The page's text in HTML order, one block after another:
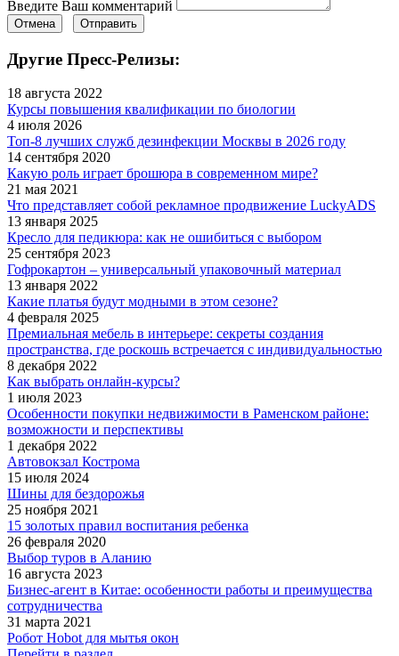
Введите Ваш комментарий
Отмена Отправить
Другие Пресс-Релизы:
18 августа 2022
Курсы повышения квалификации по биологии
4 июля 2026
Топ-8 лучших служб дезинфекции Москвы в 2026 году
14 сентября 2020
Какую роль играет брошюра в современном мире?
21 мая 2021
Что представляет собой рекламное продвижение LuckyADS
13 января 2025
Кресло для педикюра: как не ошибиться с выбором
25 сентября 2023
Гофрокартон – универсальный упаковочный материал
13 января 2022
Какие платья будут модными в этом сезоне?
4 февраля 2025
Премиальная мебель в интерьере: секреты создания
пространства, где роскошь встречается с индивидуальностью
8 декабря 2022
Как выбрать онлайн-курсы?
1 июля 2023
Особенности покупки недвижимости в Раменском районе:
возможности и перспективы
1 декабря 2022
Автовокзал Кострома
15 июля 2024
Шины для бездорожья
25 ноября 2021
15 золотых правил воспитания ребенка
26 февраля 2020
Выбор туров в Аланию
16 августа 2023
Бизнес-агент в Китае: особенности работы и преимущества
сотрудничества
31 марта 2021
Робот Hobot для мытья окон